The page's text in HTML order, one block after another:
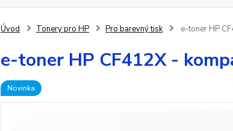
Úvod Tonery pro HP Pro barevný tisk e-toner HP
e-toner HP CF412X -
Novinka